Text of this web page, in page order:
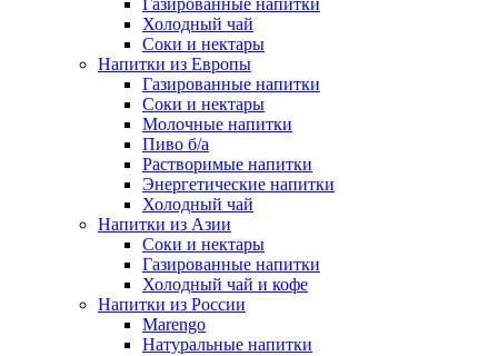
Газированные напитки
Холодный чай
Соки и нектары
Напитки из Европы
Газированные напитки
Соки и нектары
Молочные напитки
Пиво б/а
Растворимые напитки
Энергетические напитки
Холодный чай
Напитки из Азии
Соки и нектары
Газированные напитки
Холодный чай и кофе
Напитки из России
Marengo
Натуральные напитки